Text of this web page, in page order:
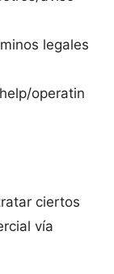
legales
operatin
ciertos
vía